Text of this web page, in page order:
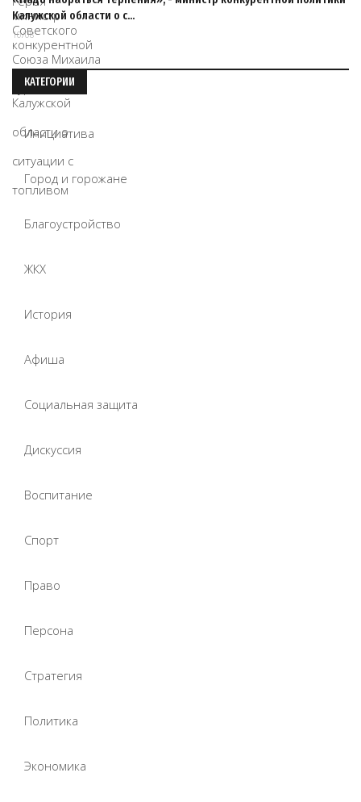
Калужской области о с…
10/08
КАТЕГОРИИ
Инициатива
Город и горожане
Благоустройство
ЖКХ
История
Афиша
Социальная защита
Дискуссия
Воспитание
Спорт
Право
Персона
Стратегия
Политика
Экономика